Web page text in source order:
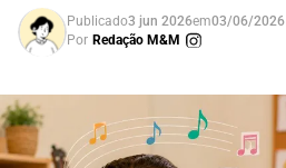
Publicado3 jun 2026em03/06/2026
Por Redação M&M